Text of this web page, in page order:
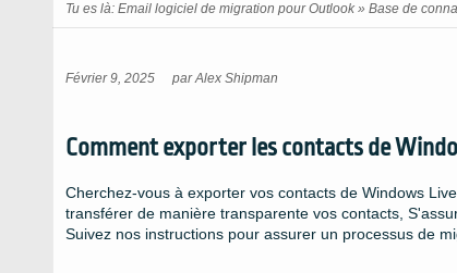
Tu es là: Email logiciel de migration pour Outlook » Base de
Février 9, 2025 parAlex Shipman
Comment exporter les contacts de
Cherchez-vous à exporter vos contacts de Windows
transférer de manière transparente vos contacts,
Suivez nos instructions pour assurer un processus de